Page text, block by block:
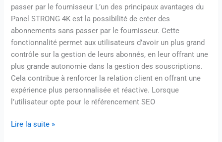
passer par le fournisseur L’un des principaux avantages du
Panel STRONG 4K est la possibilité de créer des
abonnements sans passer par le fournisseur. Cette
fonctionnalité permet aux utilisateurs d’avoir un plus grand
contrôle sur la gestion de leurs abonnés, en leur offrant une
plus grande autonomie dans la gestion des souscriptions.
Cela contribue à renforcer la relation client en offrant une
expérience plus personnalisée et réactive. Lorsque
l’utilisateur opte pour le référencement SEO
Lire la suite »